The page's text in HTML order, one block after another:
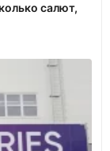
салют,